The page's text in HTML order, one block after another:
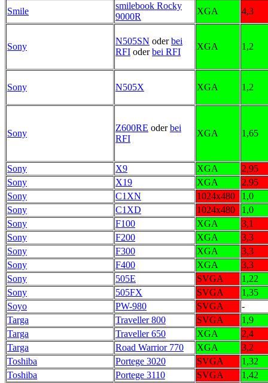
Smile
smilebook Rocky
9000R
XGA 4,3
Sony
N505SN oderbei
RFI oderbei RFI
XGA 1,2
Sony N505X XGA 1,2
Sony
Z600RE oderbei
RFI
XGA 1,65
Sony X9 XGA
2,95
Sony
X19 XGA
2,95
Sony
C1XN 1024x480
1,0
Sony
C1XD 1024x480
1,0
Sony
F100 XGA
3,1
Sony
F200 XGA
3,3
Sony
F300 XGA
3,3
Sony
F400 XGA
3,3
Sony
505E SVGA
1,22
Sony
505FX SVGA
1,35
Soyo
PW-980 SVGA
-
Targa
Traveller 800 SVGA
1,9
Targa
Traveller 650 XGA
2,4
Targa
Road Warrior 770 XGA
3,2
Toshiba
Portege 3020 SVGA
1,32
Toshiba
Portege 3110 SVGA
1,42